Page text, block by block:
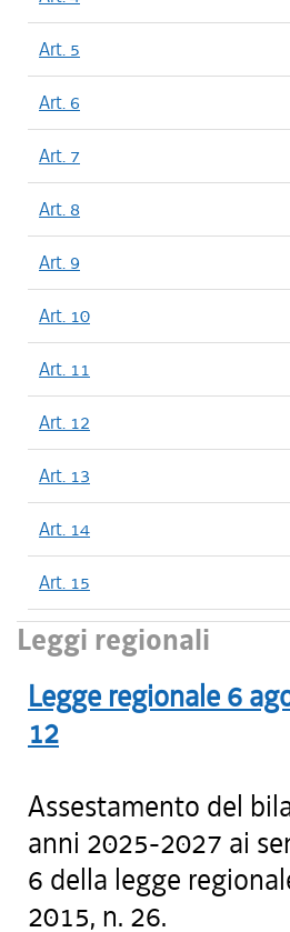
Art. 5
Art. 6
Art. 7
Art. 8
Art. 9
Art. 10
Art. 11
Art. 12
Art. 13
Art. 14
Art. 15
Leggi regionali
Legge regionale 6
12
Assestamento del
anni 2025-2027 ai
6 della legge
2015, n. 26.